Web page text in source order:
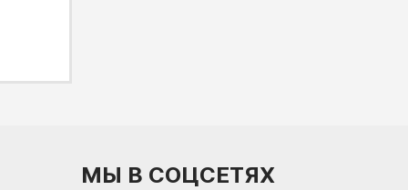
МЫ В СОЦСЕТЯХ